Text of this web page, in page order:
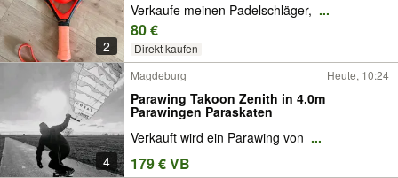
2
Verkaufe meinen Padelschläger, ...
80 €
Direkt kaufen
4
Magdeburg Heute, 10:24
Parawing Takoon Zenith in 4.0m
Parawingen Paraskaten
Verkauft wird ein Parawing von ...
179 € VB